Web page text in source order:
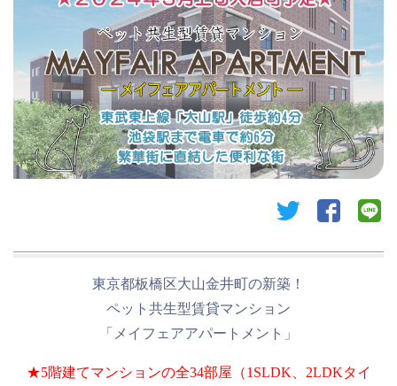
twitter facebook
東京都板橋区大山金井町の新築！
ペット共生型賃貸マンション
「メイフェアアパートメント」
★5階建てマンションの全34部屋（1SLDK、2LDKタイ